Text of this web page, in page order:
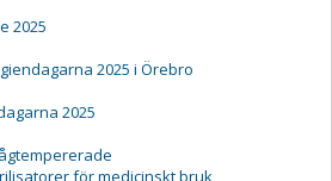
2025
2025 i Örebro
2025
för medicinskt bruk